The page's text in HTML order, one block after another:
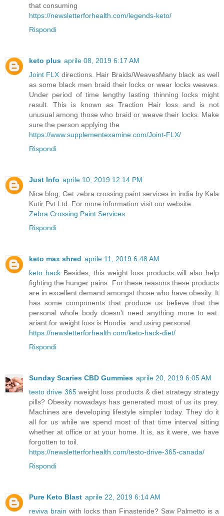
that consuming
https://newsletterforhealth.com/legends-keto/
Rispondi
keto plus aprile 08, 2019 6:17 AM
Joint FLX directions. Hair Braids/WeavesMany black as well
as some black men braid their locks or wear locks weaves.
Under period of time lengthy lasting thinning locks might
result. This is known as Traction Hair loss and is not
unusual among those who braid or weave their locks. Make
sure the person applying the
https://www.supplementexamine.com/Joint-FLX/
Rispondi
Just Info aprile 10, 2019 12:14 PM
Nice blog, Get zebra crossing paint services in india by Kala
Kutir Pvt Ltd. For more information visit our website.
Zebra Crossing Paint Services
Rispondi
keto max shred aprile 11, 2019 6:48 AM
keto hack Besides, this weight loss products will also help
fighting the hunger pains. For these reasons these products
are in excellent demand amongst those who have obesity. It
has some components that produce us believe that the
personal whole body doesn’t need anything more to eat.
ariant for weight loss is Hoodia. and using personal
https://newsletterforhealth.com/keto-hack-diet/
Rispondi
Sunday Scaries CBD Gummies aprile 20, 2019 6:05 AM
testo drive 365weight loss products & diet strategy strategy
pills? Obesity nowadays has generated most of us its prey.
Machines are developing lifestyle simpler today. They do it
all for us while we spend most of that time interval sitting
whether at office or at your home. It is, as it were, we have
forgotten to toil.
https://newsletterforhealth.com/testo-drive-365-canada/
Rispondi
Pure Keto Blast aprile 22, 2019 6:14 AM
reviva brain with locks than Finasteride? Saw Palmetto is a